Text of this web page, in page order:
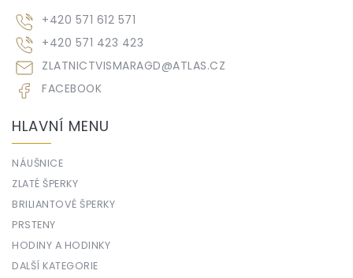
ZLATNICTVISMARAGD@ATLAS.CZ
+420 571 612 571
+420 571 423 423
FACEBOOK
HLAVNÍ MENU
NÁUŠNICE
ZLATÉ ŠPERKY
BRILIANTOVÉ ŠPERKY
PRSTENY
HODINY A HODINKY
DALŠÍ KATEGORIE